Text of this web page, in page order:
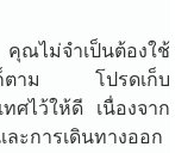
ณไม่จำเป็นต้องใช้
ตาม โปรดเก็บ
ศไว้ให้ดี เนื่องจาก
ะการเดินทางออก